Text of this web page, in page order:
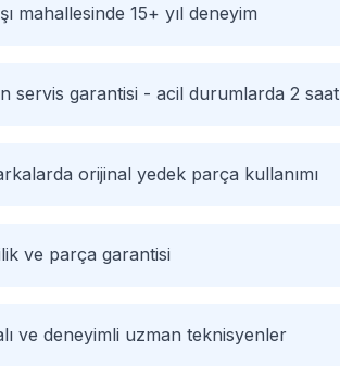
mahallesinde 15+ yıl deneyim
servis garantisi - acil durumlarda 2 saat
orijinal yedek parça kullanımı
ve parça garantisi
ve deneyimli uzman teknisyenler